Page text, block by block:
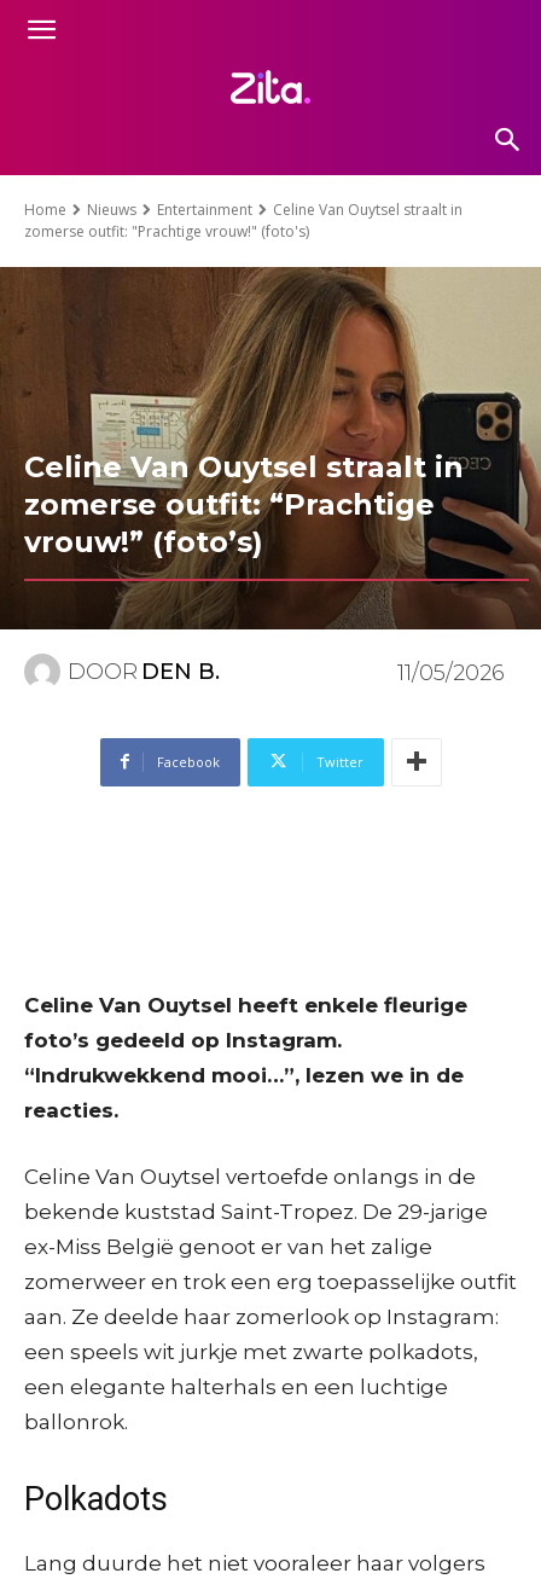
Home Nieuws Entertainment
Celine Van Ouytsel straalt in
zomerse outfit: "Prachtige vrouw!" (foto's)
Celine Van Ouytsel straalt in
zomerse outfit: “Prachtige
vrouw!” (foto’s)
DOOR DEN B. 11/05/2026
Facebook Twitter
Celine Van Ouytsel heeft enkele fleurige
foto’s gedeeld op Instagram.
“Indrukwekkend mooi…”, lezen we in de
reacties.
Celine Van Ouytsel vertoefde onlangs in de
bekende kuststad Saint-Tropez. De 29-jarige
ex-Miss België genoot er van het zalige
zomerweer en trok een erg toepasselijke outfit
aan. Ze deelde haar zomerlook op Instagram:
een speels wit jurkje met zwarte polkadots,
een elegante halterhals en een luchtige
ballonrok.
Polkadots
Lang duurde het niet vooraleer haar volgers